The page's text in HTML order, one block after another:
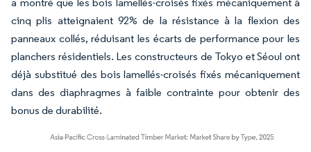
cinq plis atteignaient 92% de la résistance à la flexion des
panneaux collés, réduisant les écarts de performance pour les
planchers résidentiels. Les constructeurs de Tokyo et Séoul ont
déjà substitué des bois lamellés-croisés fixés mécaniquement
dans des diaphragmes à faible contrainte pour obtenir des
bonus de durabilité.